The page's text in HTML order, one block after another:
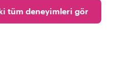
tüm deneyimleri gör